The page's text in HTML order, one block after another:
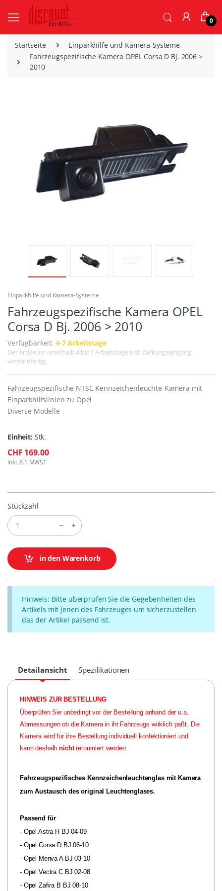
0
Startseite
Einparkhilfe und Kamera-Systeme
Fahrzeugspezifische Kamera OPEL Corsa D Bj. 2006 >
2010
Einparkhilfe und Kamera-Systeme
Fahrzeugspezifische Kamera OPEL
Corsa D Bj. 2006 > 2010
Verfügbarkeit: 4-7 Arbeitstage
Der Artikel ist innerhalb 4 bis 7 Arbeitstagen ab Zahlungseingang
versandfertig.
Fahrzeugspezifische NTSC Kennzeichenleuchte-Kamera mit
Einparkhilfslinien zu Opel
Diverse Modelle
Einheit: Stk.
CHF 169.00
inkl. 8.1 MWST
Stückzahl
in den Warenkorb
Hinweis: Bitte überprüfen Sie die Gegebenheiten des
Artikels mit jenen des Fahrzeuges um sicherzustellen
das der Artikel passend ist.
Detailansicht Spezifikationen
HINWEIS ZUR BESTELLUNG
Überprüfen Sie unbedingt vor der Bestellung anhand der u.a.
Abmessungen ob die Kamera in ihr Fahrzeugs wirklich paßt. Die
Kamera wird für ihre Bestellung individuell konfektioniert und
kann deshalbnichtretourniert werden.
Fahrzeugspezifisches Kennzeichenleuchtenglas mit Kamera
zum Austausch des original Leuchtenglases.
Passend für
- Opel Astra H BJ 04-09
- Opel Corsa D BJ 06-10
- Opel Meriva A BJ 03-10
- Opel Vectra C BJ 02-08
- Opel Zafira B BJ 08-10